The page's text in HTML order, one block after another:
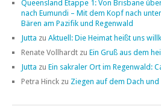
Queensland Etappe 1: Von Brisbane
nach Eumundi – Mit dem Kopf nach
Bären am Pazifik und Regenwald
Jutta zu Aktuell: Die Heimat heißt uns
Renate Vollhardt zu Ein Gruß aus dem
Jutta zu Ein sakraler Ort im Regenwald:
Petra Hinck zu Ziegen auf dem Dach